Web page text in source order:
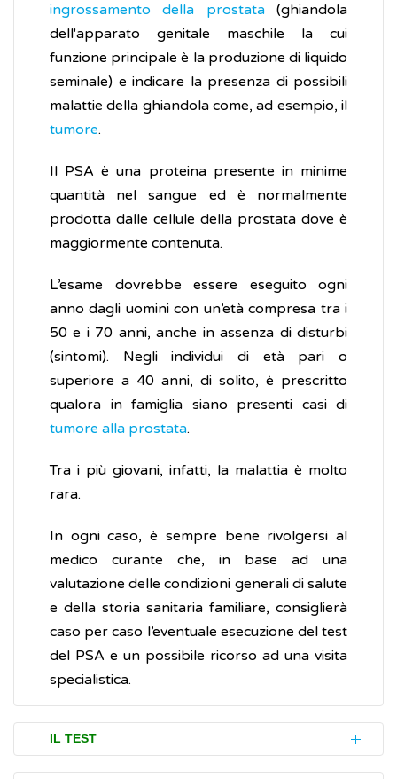
ingrossamento della prostata(ghiandola
dell'apparato genitale maschile la cui
funzione principale è la produzione di liquido
seminale) e indicare la presenza di possibili
malattie della ghiandola come, ad esempio, il
tumore.
Il PSA è una proteina presente in minime
quantità nel sangue ed è normalmente
prodotta dalle cellule della prostata dove è
maggiormente contenuta.
L’esame dovrebbe essere eseguito ogni
anno dagli uomini con un’età compresa tra i
50 e i 70 anni, anche in assenza di disturbi
(sintomi). Negli individui di età pari o
superiore a 40 anni, di solito, è prescritto
qualora in famiglia siano presenti casi di
tumore alla prostata.
Tra i più giovani, infatti, la malattia è molto
rara.
In ogni caso, è sempre bene rivolgersi al
medico curante che, in base ad una
valutazione delle condizioni generali di salute
e della storia sanitaria familiare, consiglierà
caso per caso l’eventuale esecuzione del test
del PSA e un possibile ricorso ad una visita
specialistica.
IL TEST